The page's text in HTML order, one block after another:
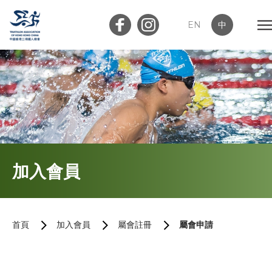
EN 中
會員登入 屬會登入
首頁
加入會員
首頁 加入會員 屬會註冊 屬會申請